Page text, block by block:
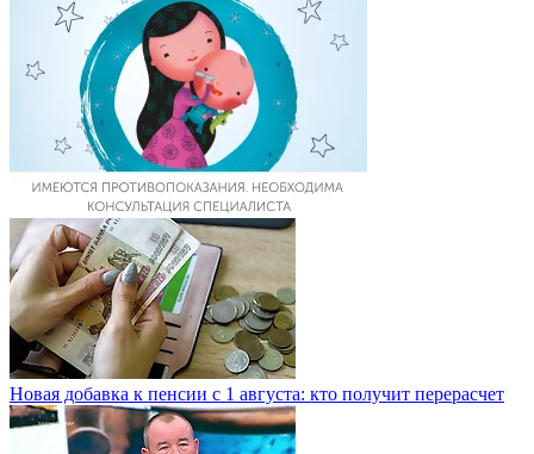
Новая добавка к пенсии с 1 августа: кто получит перерасчет